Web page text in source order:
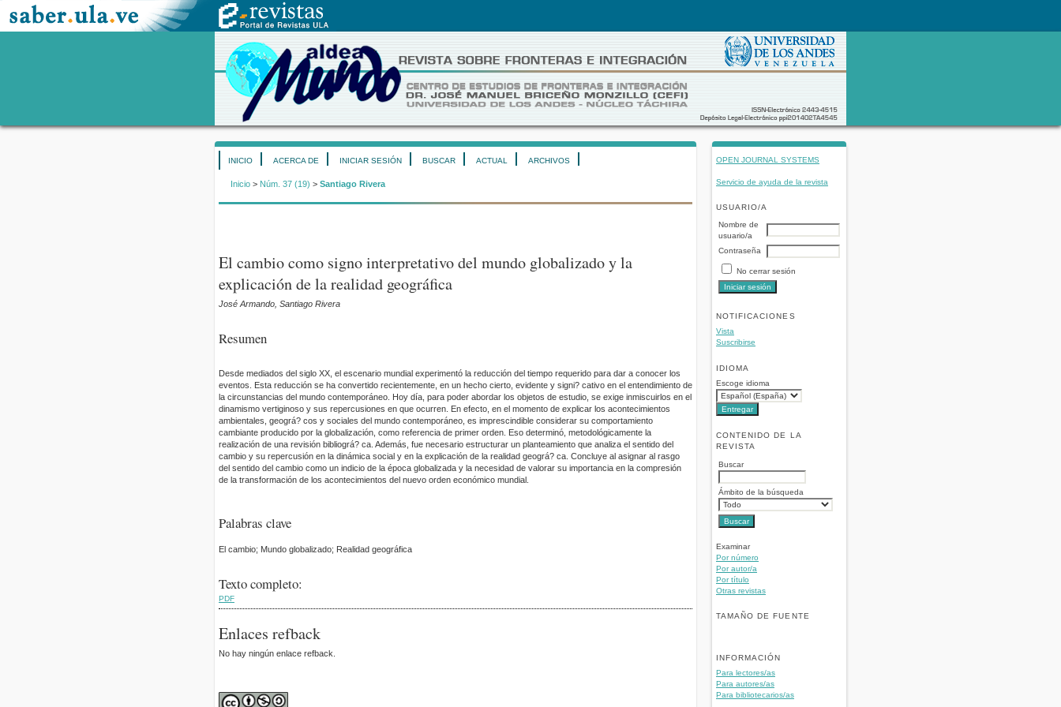
OPEN JOURNAL SYSTEMS
Servicio de ayuda de la revista
USUARIO/A
Nombre de
usuario/a
Contraseña
No cerrar sesión
NOTIFICACIONES
Vista
Suscribirse
IDIOMA
Escoge idioma
CONTENIDO DE LA
REVISTA
Buscar
Ámbito de la búsqueda
Examinar
Por número
Por autor/a
Por título
Otras revistas
TAMAÑO DE FUENTE
INFORMACIÓN
Para lectores/as
Para autores/as
Para bibliotecarios/as
INICIO ACERCA DE INICIAR SESIÓN BUSCAR ACTUAL ARCHIVOS
Inicio > Núm. 37 (19) > Santiago Rivera
El cambio como signo interpretativo del mundo globalizado y la
explicación de la realidad geográfica
José Armando, Santiago Rivera
Resumen
Desde mediados del siglo XX, el escenario mundial experimentó la reducción del tiempo requerido para dar a conocer los
eventos. Esta reducción se ha convertido recientemente, en un hecho cierto, evidente y signi? cativo en el entendimiento de
la circunstancias del mundo contemporáneo. Hoy día, para poder abordar los objetos de estudio, se exige inmiscuirlos en el
dinamismo vertiginoso y sus repercusiones en que ocurren. En efecto, en el momento de explicar los acontecimientos
ambientales, geográ? cos y sociales del mundo contemporáneo, es imprescindible considerar su comportamiento
cambiante producido por la globalización, como referencia de primer orden. Eso determinó, metodológicamente la
realización de una revisión bibliográ? ca. Además, fue necesario estructurar un planteamiento que analiza el sentido del
cambio y su repercusión en la dinámica social y en la explicación de la realidad geográ? ca. Concluye al asignar al rasgo
del sentido del cambio como un indicio de la época globalizada y la necesidad de valorar su importancia en la compresión
de la transformación de los acontecimientos del nuevo orden económico mundial.
Palabras clave
El cambio; Mundo globalizado; Realidad geográfica
Texto completo:
PDF
Enlaces refback
No hay ningún enlace refback.